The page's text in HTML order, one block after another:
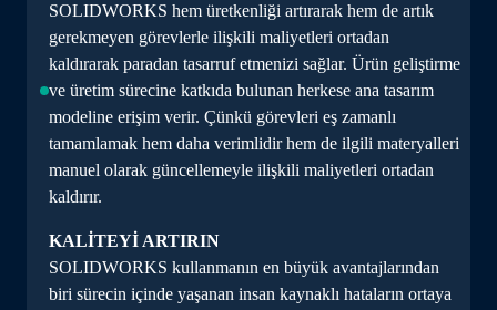
SOLIDWORKS hem üretkenliği artırarak hem de artık
gerekmeyen görevlerle ilişkili maliyetleri ortadan
kaldırarak paradan tasarruf etmenizi sağlar. Ürün geliştirme
ve üretim sürecine katkıda bulunan herkese ana tasarım
modeline erişim verir. Çünkü görevleri eş zamanlı
tamamlamak hem daha verimlidir hem de ilgili materyalleri
manuel olarak güncellemeyle ilişkili maliyetleri ortadan
kaldırır.
KALİTEYİ ARTIRIN
SOLIDWORKS kullanmanın en büyük avantajlarından
biri sürecin içinde yaşanan insan kaynaklı hataların ortaya